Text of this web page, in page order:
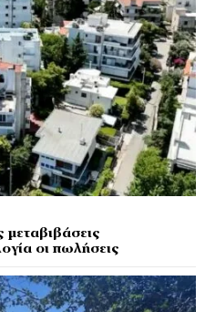
μεταβιβάσεις
οι πωλήσεις